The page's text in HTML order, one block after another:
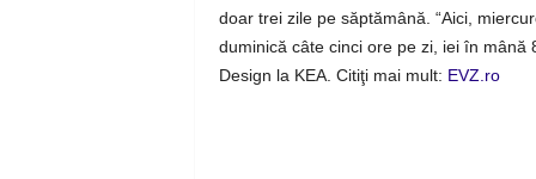
doar trei zile pe săptămână. “Aici,
duminică câte cinci ore pe zi, iei în mână
Design la KEA. Citiţi mai mult: EVZ.ro